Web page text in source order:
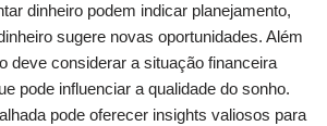
dinheiro podem indicar planejamento,
sugere novas oportunidades. Além
deve considerar a situação financeira
pode influenciar a qualidade do sonho.
pode oferecer insights valiosos para